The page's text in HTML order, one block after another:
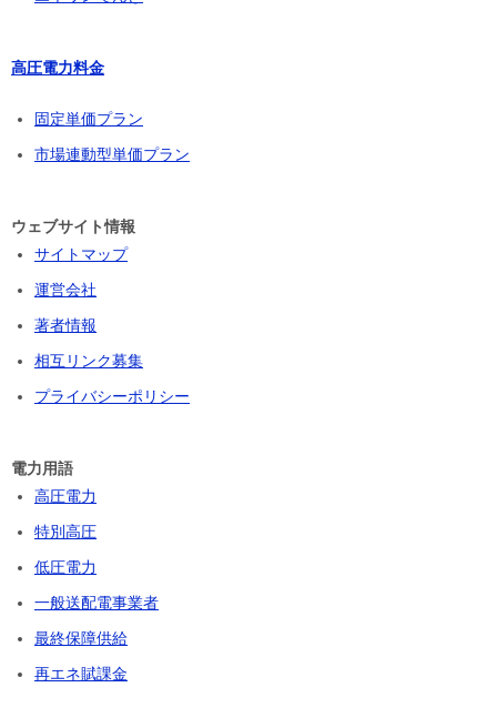
高圧電力料金
固定単価プラン
市場連動型単価プラン
ウェブサイト情報
サイトマップ
運営会社
著者情報
相互リンク募集
プライバシーポリシー
電力用語
高圧電力
特別高圧
低圧電力
一般送配電事業者
最終保障供給
再エネ賦課金